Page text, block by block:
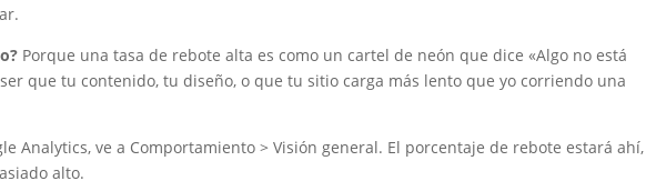
Porque una tasa de rebote alta es como un cartel de neón que dice «Algo no está
que tu contenido, tu diseño, o que tu sitio carga más lento que yo corriendo una
Analytics, ve a Comportamiento > Visión general. El porcentaje de rebote estará ahí,
alto.